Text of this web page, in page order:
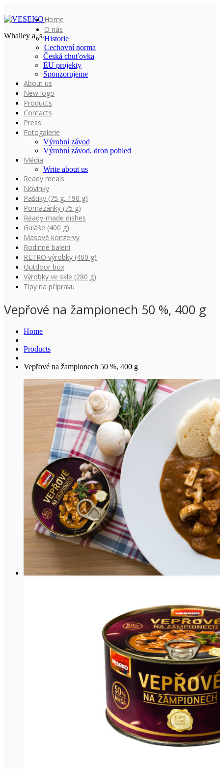
Whalley a. s.
Home
O nás
Historie
Cechovní norma
Česká chuťovka
EU projekty
Sponzorujeme
About us
New logo
Products
Contacts
Press
Fotogalerie
Výrobní závod
Výrobní závod, dron pohled
Média
Write about us
Ready meals
Novinky
Paštiky (75 g, 190 g)
Pomazánky (75 g)
Ready-made dishes
Guláše (400 g)
Masové konzervy
Rodinné balení
RETRO výrobky (400 g)
Outdoor box
Výrobky ve skle (280 g)
Tipy na přípravu
Vepřové na žampionech 50 %, 400 g
Home
Products
Vepřové na žampionech 50 %, 400 g